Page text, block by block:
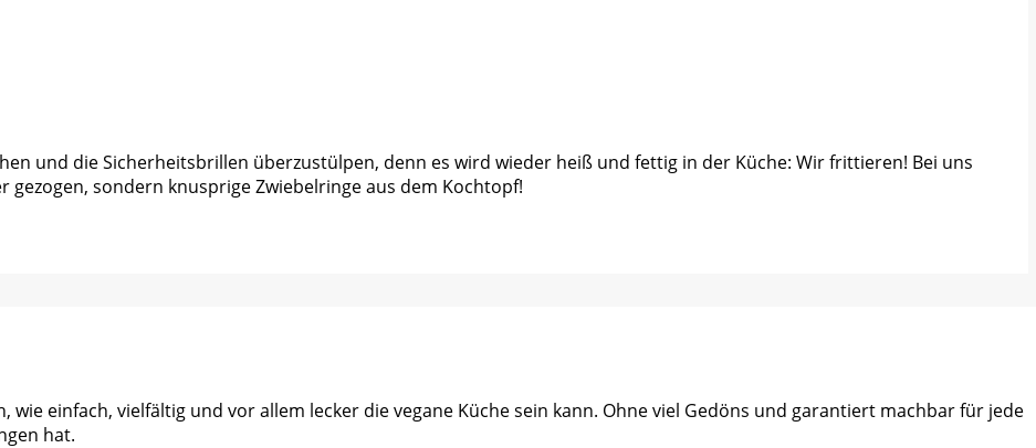
und die Sicherheitsbrillen überzustülpen, denn es wird wieder heiß und fettig in der Küche: Wir frittieren! Bei uns
sondern knusprige Zwiebelringe aus dem Kochtopf!
wie einfach, vielfältig und vor allem lecker die vegane Küche sein kann. Ohne viel Gedöns und garantiert machbar für jede
hat.